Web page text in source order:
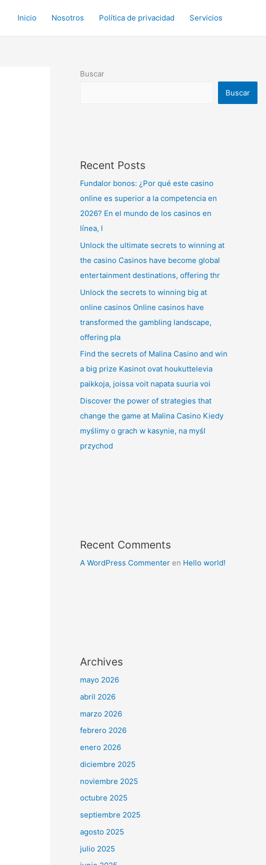
Inicio Nosotros Política de privacidad Servicios
Buscar
Buscar
Recent Posts
Fundalor bonos: ¿Por qué este casino
online es superior a la competencia en
2026? En el mundo de los casinos en
línea, l
Unlock the ultimate secrets to winning at
the casino Casinos have become global
entertainment destinations, offering thr
Unlock the secrets to winning big at
online casinos Online casinos have
transformed the gambling landscape,
offering pla
Find the secrets of Malina Casino and win
a big prize Kasinot ovat houkuttelevia
paikkoja, joissa voit napata suuria voi
Discover the power of strategies that
change the game at Malina Casino Kiedy
myślimy o grach w kasynie, na myśl
przychod
Recent Comments
A WordPress Commenter en Hello world!
Archives
mayo 2026
abril 2026
marzo 2026
febrero 2026
enero 2026
diciembre 2025
noviembre 2025
octubre 2025
septiembre 2025
agosto 2025
julio 2025